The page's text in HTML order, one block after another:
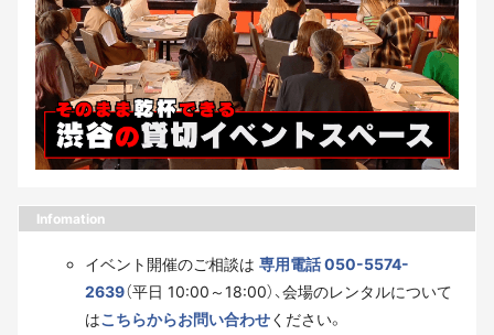
Infomation
イベント開催のご相談は 専用電話 050-5574-
2639（平日 10:00～18:00）、会場のレンタルについて
はこちらからお問い合わせください。